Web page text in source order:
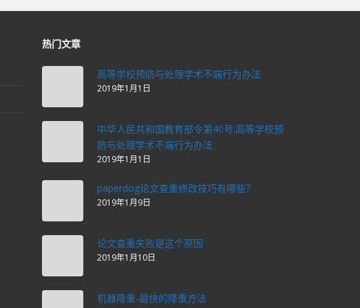
热门文章
高等学校预防与处理学术不端行为办法
2019年1月1日
中华人民共和国教育部令第40号:高等学校预
防与处理学术不端行为办法
2019年1月1日
paperdog论文查重修改技巧有哪些？
2019年1月9日
论文查重失败是这个原因
2019年1月10日
机器降重-最快的降重方法